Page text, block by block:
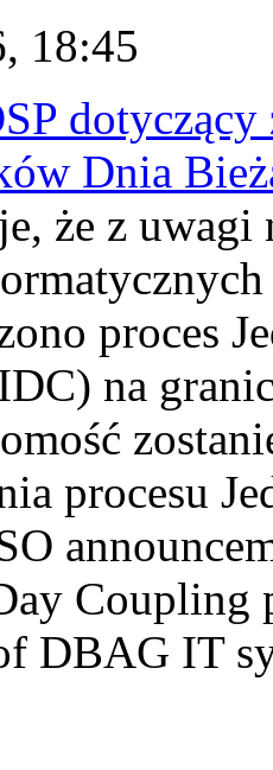
18:45
dotyczący
Dnia
że z uwagi
proces
na
procesu
Coupling
DBAG IT